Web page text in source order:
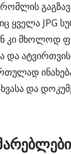
JPG
კი მხოლოდ
და
და